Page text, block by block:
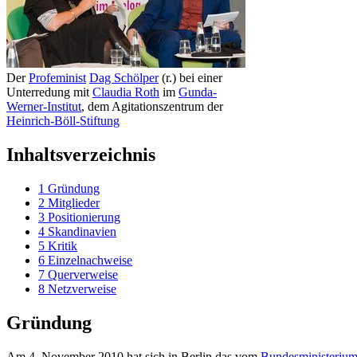
DerProfeminist Dag Schölper(r.) bei einer
Unterredung mit Claudia Roth im Gunda-
Werner-Institut, dem Agitations­zentrum der
Heinrich-Böll-Stiftung
Inhaltsverzeichnis
1 Gründung
2 Mitglieder
3 Positionierung
4 Skandinavien
5 Kritik
6 Einzelnachweise
7 Querverweise
8 Netzverweise
Gründung